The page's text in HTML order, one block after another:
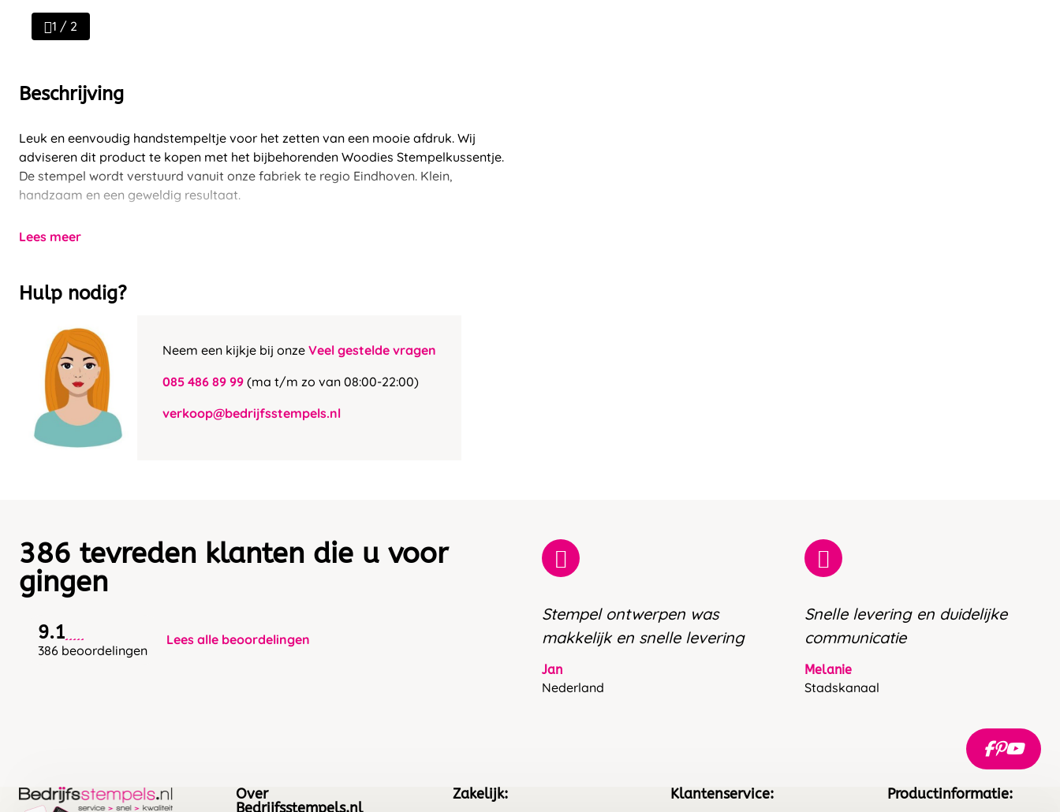
1 / 2
Beschrijving
Leuk en eenvoudig handstempeltje voor het zetten van een mooie afdruk. Wij
adviseren dit product te kopen met het bijbehorenden Woodies Stempelkussentje.
De stempel wordt verstuurd vanuit onze fabriek te regio Eindhoven. Klein,
handzaam en een geweldig resultaat.
Lees meer
Hulp nodig?
Neem een kijkje bij onze Veel gestelde vragen
085 486 89 99 (ma t/m zo van 08:00-22:00)
verkoop@bedrijfsstempels.nl
386 tevreden klanten die u voor
gingen
9.1
386 beoordelingen
Lees alle beoordelingen
Stempel ontwerpen was
makkelijk en snelle levering
Jan
Nederland
Snelle levering en duidelijke
communicatie
Melanie
Stadskanaal
Over
Bedrijfsstempels.nl
Zakelijk: Klantenservice: Productinformatie: